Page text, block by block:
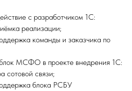
с разработчиком 1С:
реализации;
команды и заказчика по
блок МСФО в проекте внедрения 1С:
сотовой связи;
блока РСБУ